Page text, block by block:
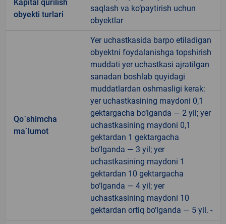
Kapital qurilish
obyekti turlari
saqlash va ko‘paytirish uchun
obyektlar
Qo`shimcha
ma`lumot
Yer uchastkasida barpo etiladigan
obyektni foydalanishga topshirish
muddati yer uchastkasi ajratilgan
sanadan boshlab quyidagi
muddatlardan oshmasligi kerak:
yer uchastkasining maydoni 0,1
gektargacha bo‘lganda — 2 yil; yer
uchastkasining maydoni 0,1
gektardan 1 gektargacha
bo‘lganda — 3 yil; yer
uchastkasining maydoni 1
gektardan 10 gektargacha
bo‘lganda — 4 yil; yer
uchastkasining maydoni 10
gektardan ortiq bo‘lganda — 5 yil. -